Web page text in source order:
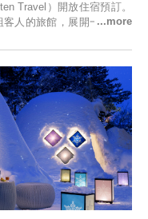
Travel）開放住宿預訂。
人的旅館，展開一生一次
二的特別時光。